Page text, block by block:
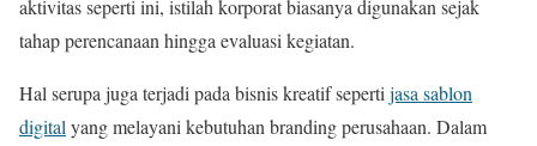
aktivitas seperti ini, istilah korporat biasanya digunakan sejak
tahap perencanaan hingga evaluasi kegiatan.
Hal serupa juga terjadi pada bisnis kreatif sepertijasa sablon
digitalyang melayani kebutuhan branding perusahaan. Dalam